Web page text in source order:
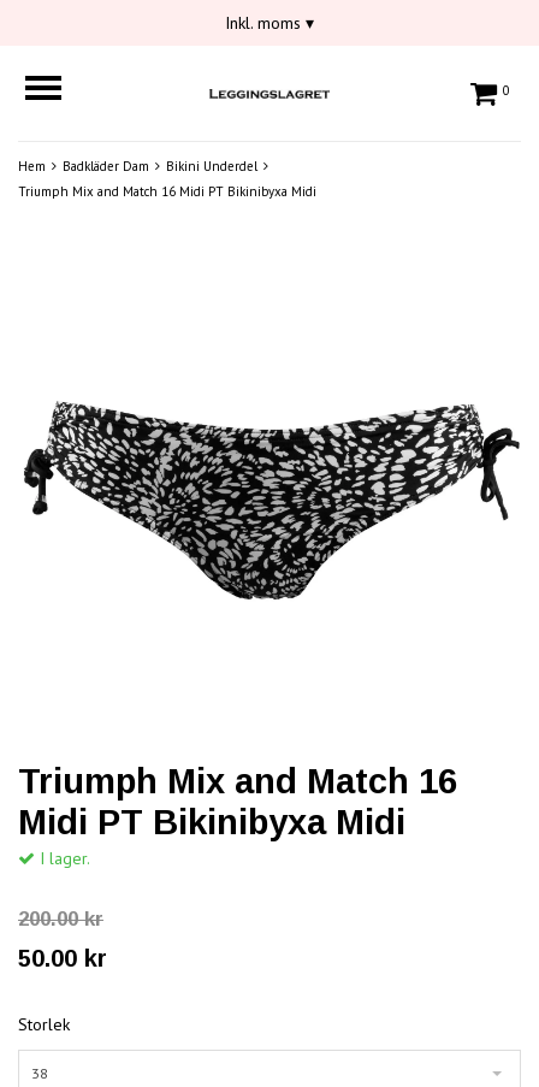
Inkl. moms ▾
0
Hem Badkläder Dam
Bikini Underdel
Triumph Mix and Match 16 Midi PT Bikinibyxa Midi
Triumph Mix and Match 16
Midi PT Bikinibyxa Midi
I lager.
200.00 kr
50.00 kr
Storlek
38